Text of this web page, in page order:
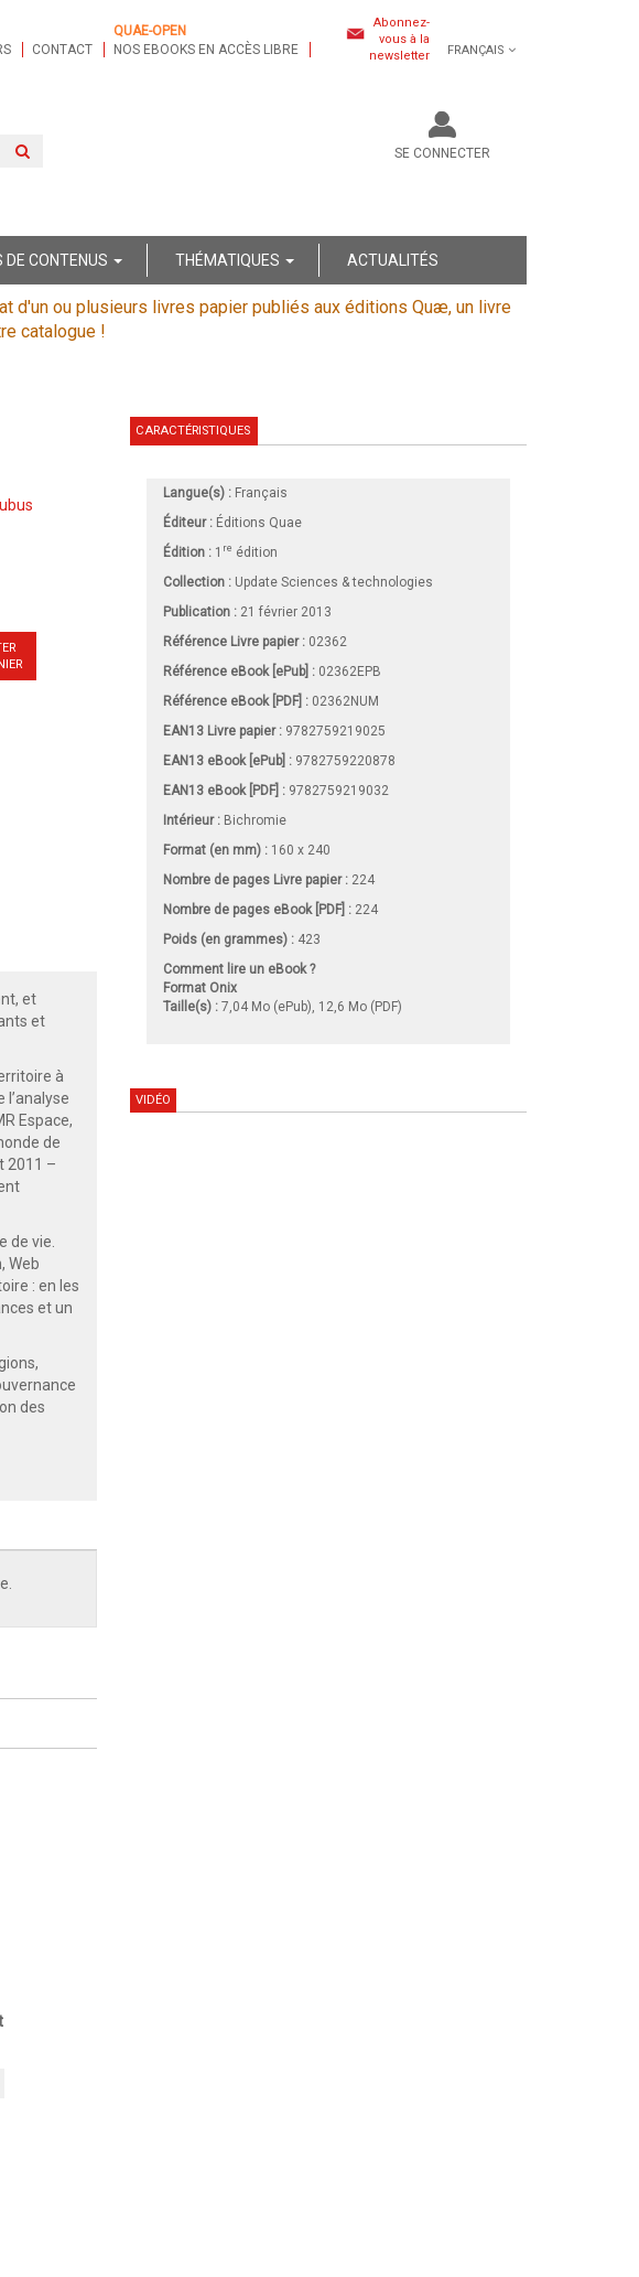
CONTACT
QUAE-OPEN
NOS EBOOKS EN ACCÈS LIBRE
Abonnez-
vous à la
newsletter
FRANÇAIS
SE CONNECTER
DE CONTENUS THÉMATIQUES ACTUALITÉS
d'un ou plusieurs livres papier publiés aux éditions Quæ, un livre
catalogue !
et
et
à
Espace,
de
2011 –
de vie.
Web
: en les
et un
des
CARACTÉRISTIQUES
Langue(s) : Français
Éditeur : Éditions Quae
Édition : 1 re édition
Collection : Update Sciences & technologies
Publication : 21 février 2013
Référence Livre papier : 02362
Référence eBook [ePub] : 02362EPB
Référence eBook [PDF] : 02362NUM
EAN13 Livre papier : 9782759219025
EAN13 eBook [ePub] : 9782759220878
EAN13 eBook [PDF] : 9782759219032
Intérieur : Bichromie
Format (en mm) : 160 x 240
Nombre de pages Livre papier: 224
Nombre de pages eBook [PDF] : 224
Poids (en grammes) : 423
Comment lire un eBook ?
Format Onix
Taille(s) : 7,04 Mo (ePub), 12,6 Mo (PDF)
VIDÉO